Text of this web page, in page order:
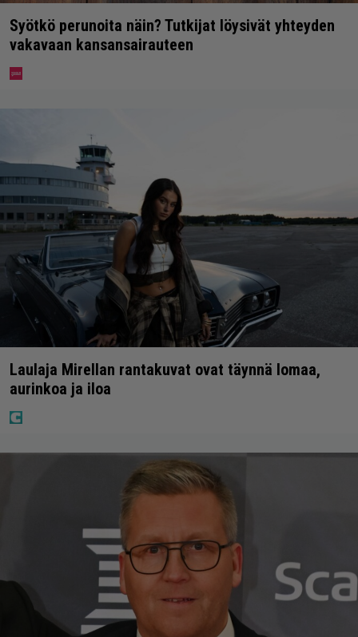
Syötkö perunoita näin? Tutkijat löysivät yhteyden
vakavaan kansansairauteen
Laulaja Mirellan rantakuvat ovat täynnä lomaa,
aurinkoa ja iloa